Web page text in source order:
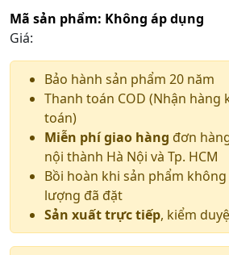
Mã sản phẩm: Không áp dụng
Giá:
Bảo hành sản phẩm 20 năm
Thanh toán COD (Nhận hàng
toán)
Miễn phí giao hàng đơn
nội thành Hà Nội và Tp. HCM
Bồi hoàn khi sản phẩm
lượng đã đặt
Sản xuất trực tiếp, kiểm